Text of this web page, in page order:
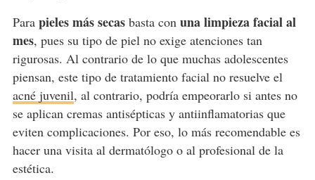
Para pieles más secasbasta con una limpieza facial al
mes, pues su tipo de piel no exige atenciones tan
rigurosas. Al contrario de lo que muchas adolescentes
piensan, este tipo de tratamiento facial no resuelve el
acné juvenil, al contrario, podría empeorarlo si antes no
se aplican cremas antisépticas y antiinflamatorias que
eviten complicaciones. Por eso, lo más recomendable es
hacer una visita al dermatólogo o al profesional de la
estética.